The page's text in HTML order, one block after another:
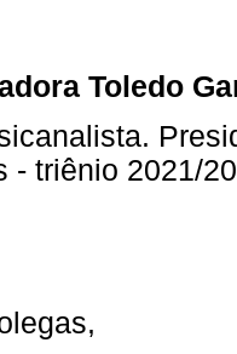
Toledo
- triênio 2021/